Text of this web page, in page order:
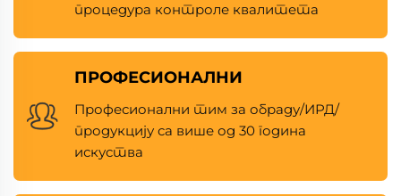
процедура контроле квалитета
ПРОФЕСИОНАЛНИ
Професионални тим за обраду/ИРД/
продукцију са више од 30 година
искуства